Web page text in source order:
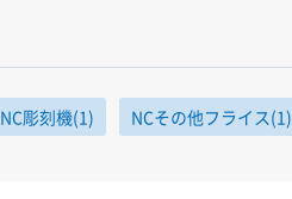
NC彫刻機(1) NCその他フライス(1)